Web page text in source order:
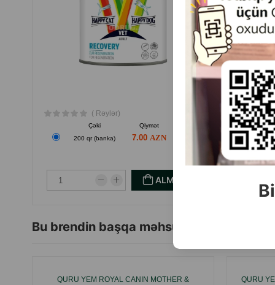
( Rəylər)
Çəki Qiymət
200 qr (banka)
7.00
ALMAQ
Bu brendin başqa məhsulları
QURU YEM ROYAL CANIN MOTHER &
QURU